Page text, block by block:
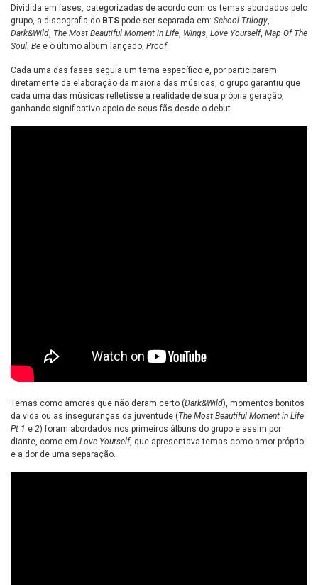
Dividida em fases, categorizadas de acordo com os temas abordados pelo
grupo, a discografia do BTS pode ser separada em: School Trilogy,
Dark&Wild, The Most Beautiful Moment in Life, Wings, Love Yourself, Map Of The
Soul, Be e o último álbum lançado, Proof.
Cada uma das fases seguia um tema específico e, por participarem
diretamente da elaboração da maioria das músicas, o grupo garantiu que
cada uma das músicas refletisse a realidade de sua própria geração,
ganhando significativo apoio de seus fãs desde o debut.
Temas como amores que não deram certo (Dark&Wild), momentos bonitos
da vida ou as inseguranças da juventude (The Most Beautiful Moment in Life
Pt 1 e 2) foram abordados nos primeiros álbuns do grupo e assim por
diante, como em Love Yourself, que apresentava temas como amor próprio
e a dor de uma separação.